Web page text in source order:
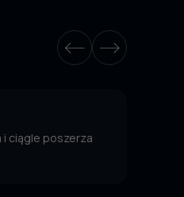
i ciągle poszerza